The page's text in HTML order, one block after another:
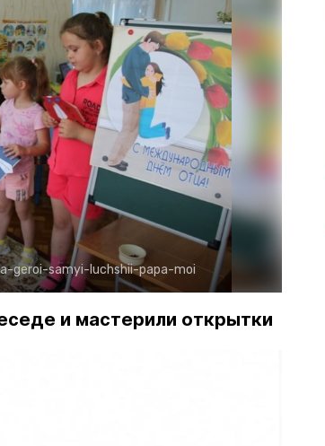
geroi-samyi-luchshii-papa-moi
и мастерили открытки